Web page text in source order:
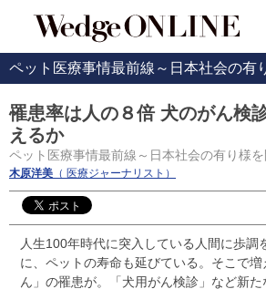
ペット医療事情最前線～日本社会の有
罹患率は人の８倍 犬のがん検
えるか
ペット医療事情最前線～日本社会の有り様を
木原洋美 （ 医療ジャーナリスト）
人生100年時代に突入している人間に歩調
に、ペットの寿命も延びている。そこで
ん」の罹患が。「犬用がん検診」など新